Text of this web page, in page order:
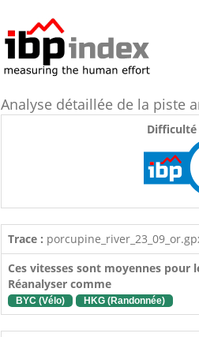
Analyse détaillée de la piste
Trace :
Ces vitesses sont moyennes pour
Réanalyser comme
BYC (Vélo) HKG (Randonnée)